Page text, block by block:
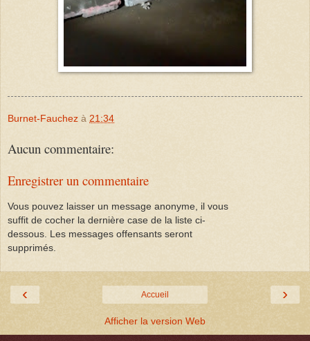
Burnet-Fauchez à 21:34
Aucun commentaire:
Enregistrer un commentaire
Vous pouvez laisser un message anonyme, il vous
suffit de cocher la dernière case de la liste ci-
dessous. Les messages offensants seront
supprimés.
‹ ›
Accueil
Afficher la version Web